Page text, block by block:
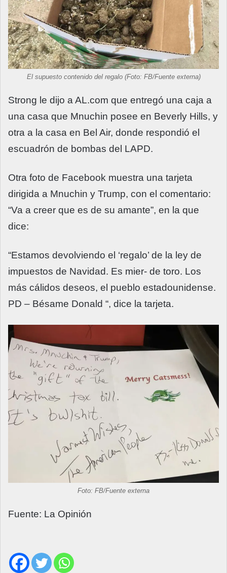
El supuesto contenido del regalo (Foto: FB/Fuente externa)
Strong le dijo a AL.com que entregó una caja a
una casa que Mnuchin posee en Beverly Hills, y
otra a la casa en Bel Air, donde respondió el
escuadrón de bombas del LAPD.
Otra foto de Facebook muestra una tarjeta
dirigida a Mnuchin y Trump, con el comentario:
“Va a creer que es de su amante”, en la que
dice:
“Estamos devolviendo el ‘regalo’ de la ley de
impuestos de Navidad. Es mier- de toro. Los
más cálidos deseos, el pueblo estadounidense.
PD – Bésame Donald “, dice la tarjeta.
Foto: FB/Fuente externa
Fuente: La Opinión